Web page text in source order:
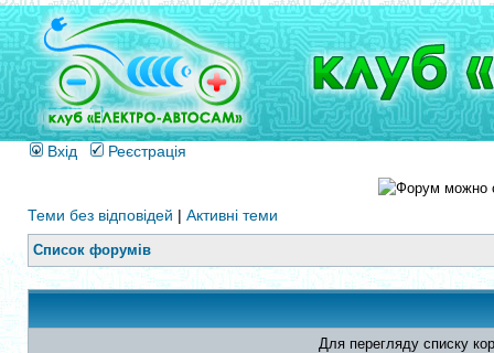
Вхід Реєстрація
Теми без відповідей | Активні теми
Список форумів
Для перегляду списку